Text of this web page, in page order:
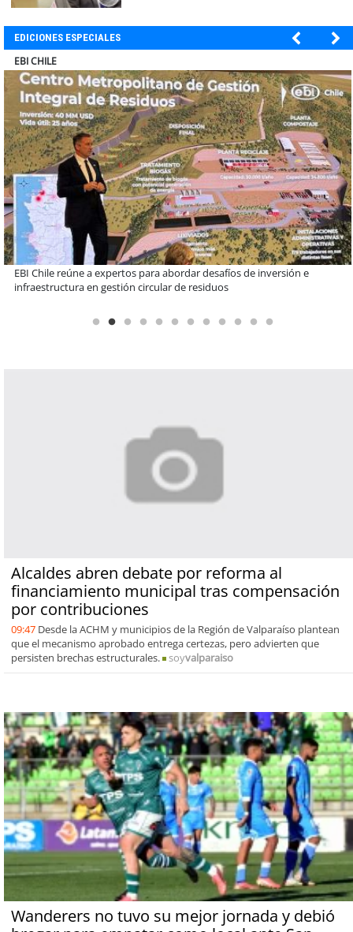
EDICIONES ESPECIALES
SOPRAVAL
Más de 1.600 alumnos han sido parte de programa Súper Sano de
Sopraval en lo que va del año
Alcaldes abren debate por reforma al
financiamiento municipal tras compensación
por contribuciones
09:47 Desde la ACHM y municipios de la Región de Valparaíso plantean
que el mecanismo aprobado entrega certezas, pero advierten que
persisten brechas estructurales.
soyvalparaiso
Wanderers no tuvo su mejor jornada y debió